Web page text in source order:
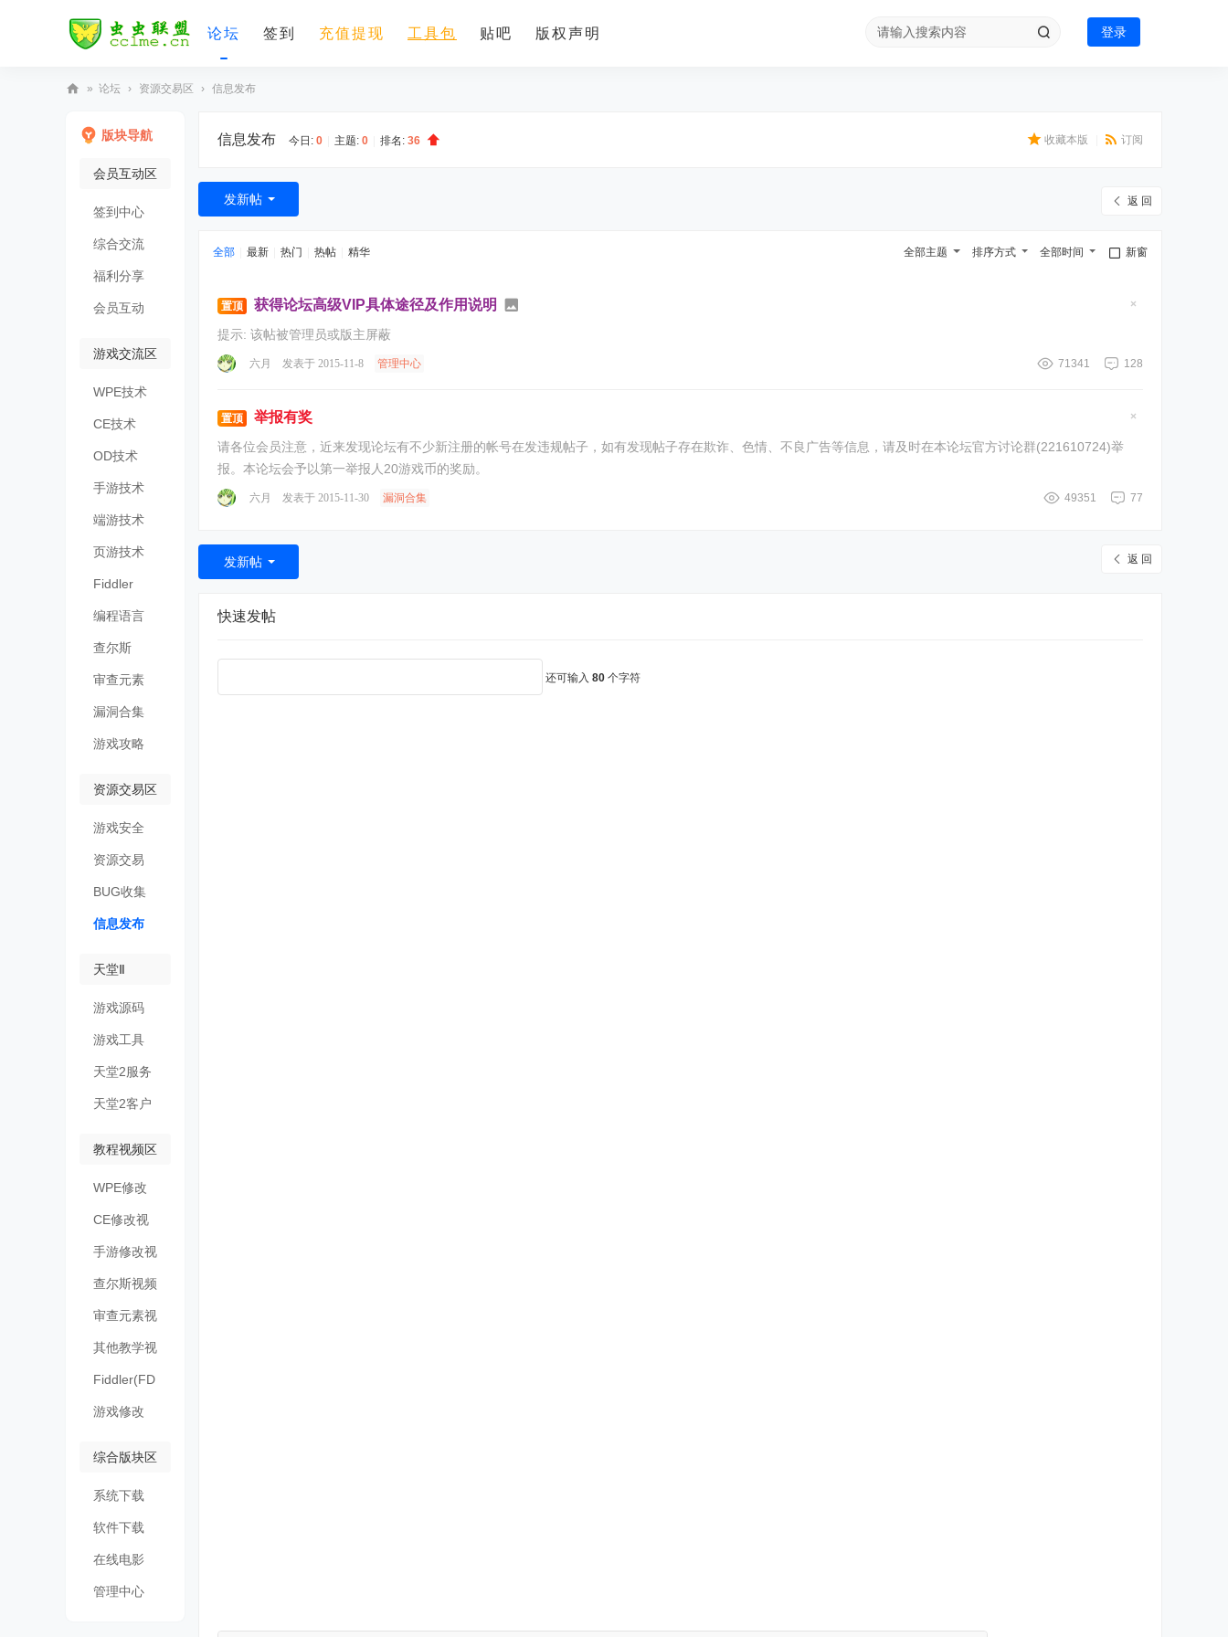
论坛 签到 充值提现 工具包 贴吧 版权声明 登录
» 论坛 › 资源交易区 › 信息发布
版块导航
会员互动区
签到中心
综合交流
福利分享
会员互动
游戏交流区
WPE技术
CE技术
OD技术
手游技术
端游技术
页游技术
Fiddler
编程语言
查尔斯
Charles
审查元素
漏洞合集
游戏攻略
资源交易区
游戏安全
资源交易
BUG收集
信息发布
天堂Ⅱ
游戏源码
游戏工具
天堂2服务
端
天堂2客户
教程视频区
WPE修改
视频
CE修改视
频
手游修改视
频
查尔斯视频
审查元素视
频
其他教学视
频
Fiddler(FD
)
游戏修改
综合版块区
系统下载
软件下载
在线电影
管理中心
收藏本版 订阅
信息发布 今日: 0 主题: 0 排名: 36
返 回
发新帖
新窗
全部时间
排序方式
全部主题
全部 最新 热门 热帖 精华
帖
置顶 获得论坛高级VIP具体途径及作用说明
提示: 该帖被管理员或版主屏蔽
128
71341
六月 发表于 2015-11-8 管理中心
置顶 举报有奖
请各位会员注意，近来发现论坛有不少新注册的帐号在发违规帖子，如有发现帖子存在欺诈、色情、不良广告等信息，请及时在本论坛官方讨论群(221610724)举
报。本论坛会予以第一举报人20游戏币的奖励。
77
49351
六月 发表于 2015-11-30 漏洞合集
返 回
发新帖
快速发帖
还可输入 80 个字符